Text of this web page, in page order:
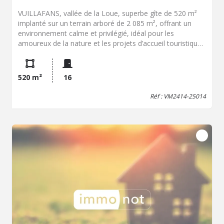
VUILLAFANS, vallée de la Loue, superbe gîte de 520 m²
implanté sur un terrain arboré de 2 085 m², offrant un
environnement calme et privilégié, idéal pour les
amoureux de la nature et les projets d’accueil touristique
une entrée, une vaste salle à manger avec coin salon et
espace bar ouvrant sur une terrasse couverte, une salle
de séminaire/réunion, deux WC, une cuisine
professionnelle entièrement équipée avec réserve
Le premier étage propose neuf chambres totalisant 35
couchages, toutes équipées d’un placard de rangement et
d’une salle d’eau avec WC, ainsi qu’une buanderie. Le
second étage accueille un bel appartement privatif sous
une grande hauteur sous plafond comprenant une cuisine
ouverte sur un vaste séjour, trois chambres, une salle de
bains et des WC. L’ensemble est en parfait état et
respecte l’intégralité des normes en vigueur pour l’accueil
du public. À l’extérieur, vous profiterez d’un chalet de
jardin faisant office d’atelier, d’un terrain de pétanque et
520 m² 16
Réf : VM2414-25014